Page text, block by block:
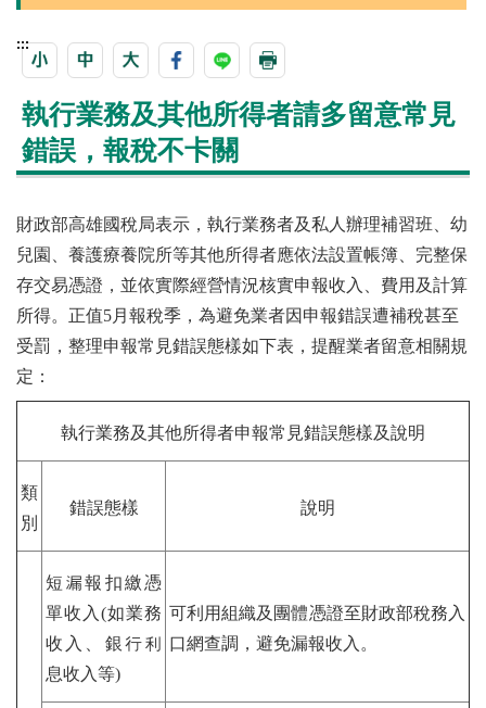
:::
執行業務及其他所得者請多留意常見
錯誤，報稅不卡關
財政部高雄國稅局表示，執行業務者及私人辦理補習班、幼
兒園、養護療養院所等其他所得者應依法設置帳簿、完整保
存交易憑證，並依實際經營情況核實申報收入、費用及計算
所得。正值5月報稅季，為避免業者因申報錯誤遭補稅甚至
受罰，整理申報常見錯誤態樣如下表，提醒業者留意相關規
定：
執行業務及其他所得者申報常見錯誤態樣及說明
類
別
錯誤態樣 說明
短漏報扣繳憑
單收入(如業務
收入、銀行利
息收入等)
可利用組織及團體憑證至財政部稅務入
口網查調，避免漏報收入。